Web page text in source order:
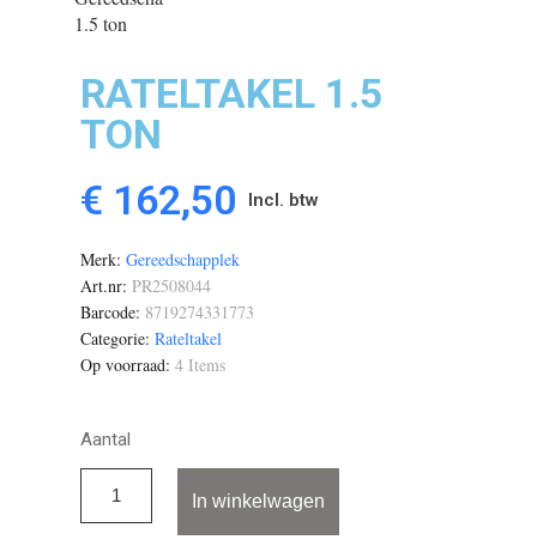
RATELTAKEL 1.5
TON
€ 162,50
Incl. btw
Merk Gereedschapplek
Art.nr PR2508044
Barcode 8719274331773
Categorie Rateltakel
Op voorraad 4 Items
Aantal
In winkelwagen